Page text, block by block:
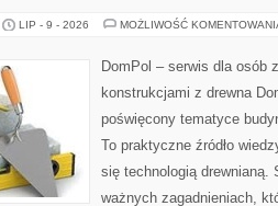
LIP - 9 - 2026 MOŻLIWOŚĆ
DomPol – serwis dla osób
konstrukcjami z drewna
poświęcony tematyce
To praktyczne źródło
się technologią drewnianą.
ważnych zagadnieniach,